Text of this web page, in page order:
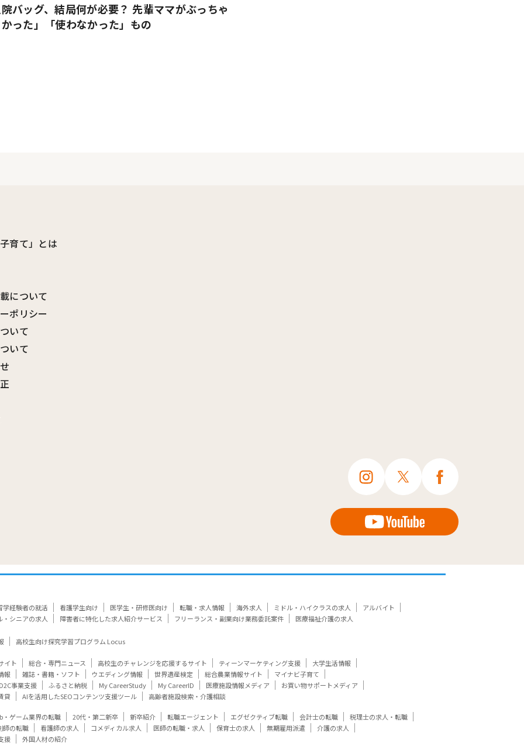
バッグ、結局何が必要？ 先輩ママがぶっちゃ
った」「使わなかった」もの
育て」とは
について
ポリシー
いて
いて
学経験者の就活 看護学生向け 医学生・研修医向け 転職・求人情報 海外求人 ミドル・ハイクラスの求人
アルバイト
・シニアの求人 障害者に特化した求人紹介サービス フリーランス・副業向け業務委託案件 医療福祉介護の求人
高校生向け探究学習プログラム Locus
イト 総合・専門ニュース 高校生のチャレンジを応援するサイト ティーンマーケティング支援
大学生活情報
報
雑誌・書籍・ソフト ウエディング情報 世界遺産検定 総合農業情報サイト
マイナビ子育て
事業支援
ふるさと納税 My CareerStudy My CareerID 医療施設情報メディア
お買い物サポートメディア
貸
AIを活用したSEOコンテンツ支援ツール 高齢者施設検索・介護相談
・ゲーム業界の転職 20代・第二新卒 新卒紹介 転職エージェント エグゼクティブ転職 会計士の転職
税理士の求人・転職
師の転職 看護師の求人 コメディカル求人 医師の転職・求人 保育士の求人 無期雇用派遣
介護の求人
援
外国人材の紹介